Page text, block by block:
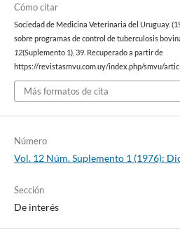
Cómo citar
Sociedad de Medicina Veterinaria del Uruguay.
sobre programas de control de tuberculosis
12(Suplemento 1), 39. Recuperado a partir de
https://revistasmvu.com.uy/index.php/smvu/
Más formatos de cita
Número
Vol. 12 Núm. Suplemento 1 (1976):
Sección
De interés